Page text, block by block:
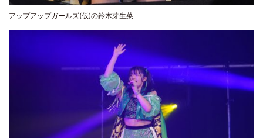
アップアップガールズ(仮)の鈴木芽生菜